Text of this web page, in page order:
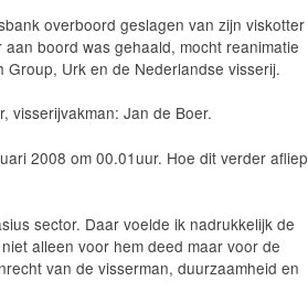
overboord geslagen van zijn viskotter
boord was gehaald, mocht reanimatie
Urk en de Nederlandse visserij.
visserijvakman: Jan de Boer.
2008 om 00.01uur. Hoe dit verder afliep
sector. Daar voelde ik nadrukkelijk de
alleen voor hem deed maar voor de
van de visserman, duurzaamheid en